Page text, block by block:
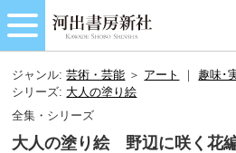
ジャンル:芸術・芸能 ＞ アート ｜ 趣味･
シリーズ: 大人の塗り絵
全集・シリーズ
大人の塗り絵 野辺に咲く花